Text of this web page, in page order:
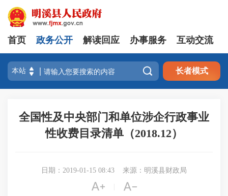
首页 政务公开 解读回应 办事服务 互动交流
 长者模式
全国性及中央部门和单位涉企行政事业
性收费目录清单（2018.12）
日期：2019-01-15 08:43 来源：明溪县财政局
 